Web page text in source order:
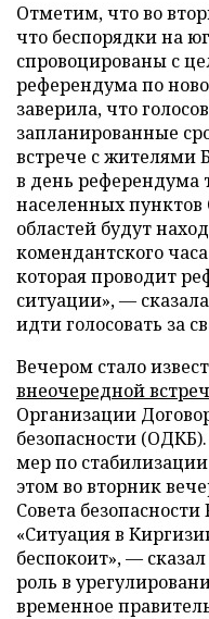
Отметим, что во
что беспорядки на
спровоцированы с
референдума по
заверила, что
запланированные
встрече с жителями
в день референдума
населенных
областей будут
комендантского
которая проводит
ситуации», —
идти голосовать за
Вечером стало
внеочередной
Организации
безопасности
мер по
этом во вторник
Совета
«Ситуация в
беспокоит», —
роль в
временное